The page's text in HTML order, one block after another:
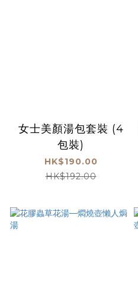
女士美顏湯包套裝 (4
包裝)
HK$190.00
HK$192.00